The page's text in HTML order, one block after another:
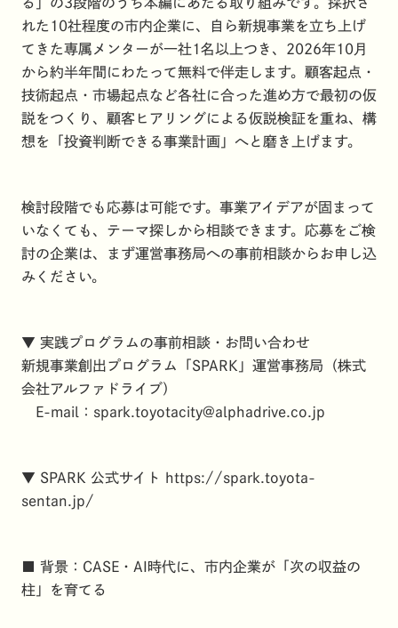
れた10社程度の市内企業に、自ら新規事業を立ち上げ
てきた専属メンターが一社1名以上つき、2026年10月
から約半年間にわたって無料で伴走します。顧客起点・
技術起点・市場起点など各社に合った進め方で最初の仮
説をつくり、顧客ヒアリングによる仮説検証を重ね、構
想を「投資判断できる事業計画」へと磨き上げます。
検討段階でも応募は可能です。事業アイデアが固まって
いなくても、テーマ探しから相談できます。応募をご検
討の企業は、まず運営事務局への事前相談からお申し込
みください。
▼ 実践プログラムの事前相談・お問い合わせ
新規事業創出プログラム「SPARK」運営事務局（株式
会社アルファドライブ）
E-mail： spark.toyotacity@alphadrive.co.jp
▼ SPARK 公式サイト
https://spark.toyota-
sentan.jp/
■ 背景：CASE・AI時代に、市内企業が「次の収益の
柱」を育てる